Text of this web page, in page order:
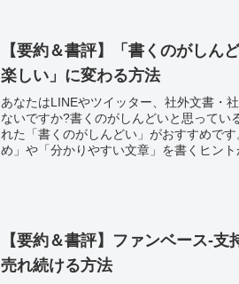
【要約＆書評】「書くのがしん
楽しい」に変わる方法
あなたはLINEやツイッター、社外文書・
ないですか?書くのがしんどいと思ってい
れた「書くのがしんどい」がおすすめで
め」や「分かりやすい文章」を書くヒント
【要約＆書評】ファンベース-支
売れ続ける方法